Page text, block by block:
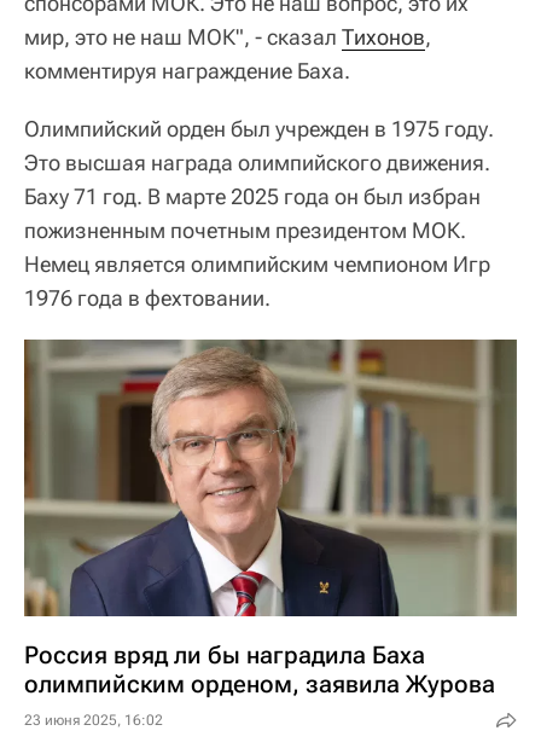
мир, это не наш МОК", - сказал Тихонов,
комментируя награждение Баха.
Олимпийский орден был учрежден в 1975 году.
Это высшая награда олимпийского движения.
Баху 71 год. В марте 2025 года он был избран
пожизненным почетным президентом МОК.
Немец является олимпийским чемпионом Игр
1976 года в фехтовании.
Россия вряд ли бы наградила Баха
олимпийским орденом, заявила Журова
23 июня 2025, 16:02